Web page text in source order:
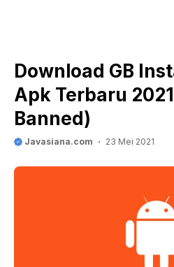
Download GB
Apk Terbaru
Banned)
Javasiana.com 23 Mei 2021